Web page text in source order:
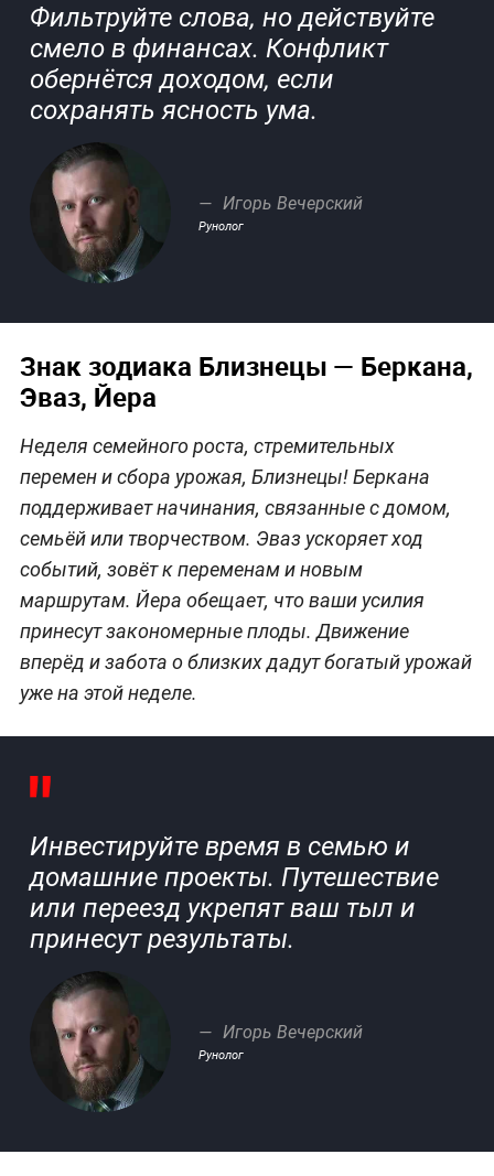
Фильтруйте слова, но действуйте
смело в финансах. Конфликт
обернётся доходом, если
сохранять ясность ума.
Игорь Вечерский
Рунолог
Знак зодиака Близнецы — Беркана,
Эваз, Йера
Неделя семейного роста, стремительных
перемен и сбора урожая, Близнецы! Беркана
поддерживает начинания, связанные с домом,
семьёй или творчеством. Эваз ускоряет ход
событий, зовёт к переменам и новым
маршрутам. Йера обещает, что ваши усилия
принесут закономерные плоды. Движение
вперёд и забота о близких дадут богатый урожай
уже на этой неделе.
Инвестируйте время в семью и
домашние проекты. Путешествие
или переезд укрепят ваш тыл и
принесут результаты.
Игорь Вечерский
Рунолог